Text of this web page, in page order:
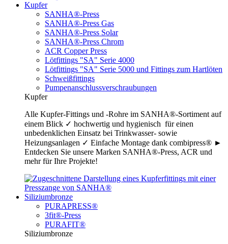
Kupfer
SANHA®-Press
SANHA®-Press Gas
SANHA®-Press Solar
SANHA®-Press Chrom
ACR Copper Press
Lötfittings "SA" Serie 4000
Lötfittings "SA" Serie 5000 und Fittings zum Hartlöten
Schweißfittings
Pumpenanschlussverschraubungen
Kupfer
Alle Kupfer-Fittings und -Rohre im SANHA®-Sortiment auf
einem Blick ✓ hochwertig und hygienisch für einen
unbedenklichen Einsatz bei Trinkwasser- sowie
Heizungsanlagen ✓ Einfache Montage dank combipress® ►
Entdecken Sie unsere Marken SANHA®-Press, ACR und
mehr für Ihre Projekte!
Siliziumbronze
PURAPRESS®
3fit®-Press
PURAFIT®
Siliziumbronze